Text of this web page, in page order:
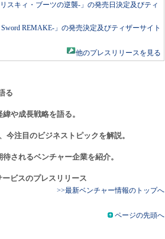
スキィ・ブーツの逆襲-」の発売日決定及びティ
REMAKE-」の発売決定及びティザーサイト
他のプレスリリースを見る
る
や成長戦略を語る。
今注目のビジネストピックを解説。
されるベンチャー企業を紹介。
ビスのプレスリリース
>>最新ベンチャー情報のトップへ
ページの先頭へ